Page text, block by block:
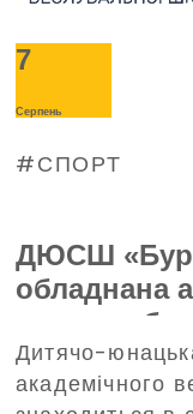
7
Серпень
СПОРТ
ДЮСШ
обладнана
допоможе в
фонд
Дитячо-
академічного